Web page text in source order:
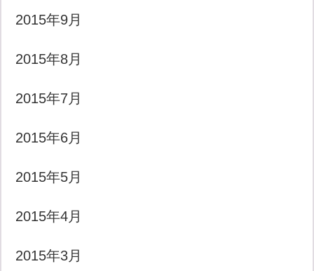
2015年9月
2015年8月
2015年7月
2015年6月
2015年5月
2015年4月
2015年3月